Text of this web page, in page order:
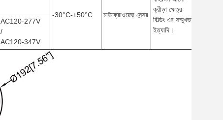
-30°C-+50°C মাইক্রোওয়েভ সেন্সর
ক্রীড়া ক্ষেত্র
বিল্ডিং এর সম্মুখভাগ
ইত্যাদি।
AC120-277V
/
AC120-347V